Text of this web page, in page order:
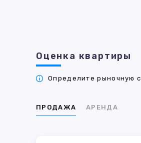
Оценка квартиры
Определите рыночную
ПРОДАЖА АРЕНДА